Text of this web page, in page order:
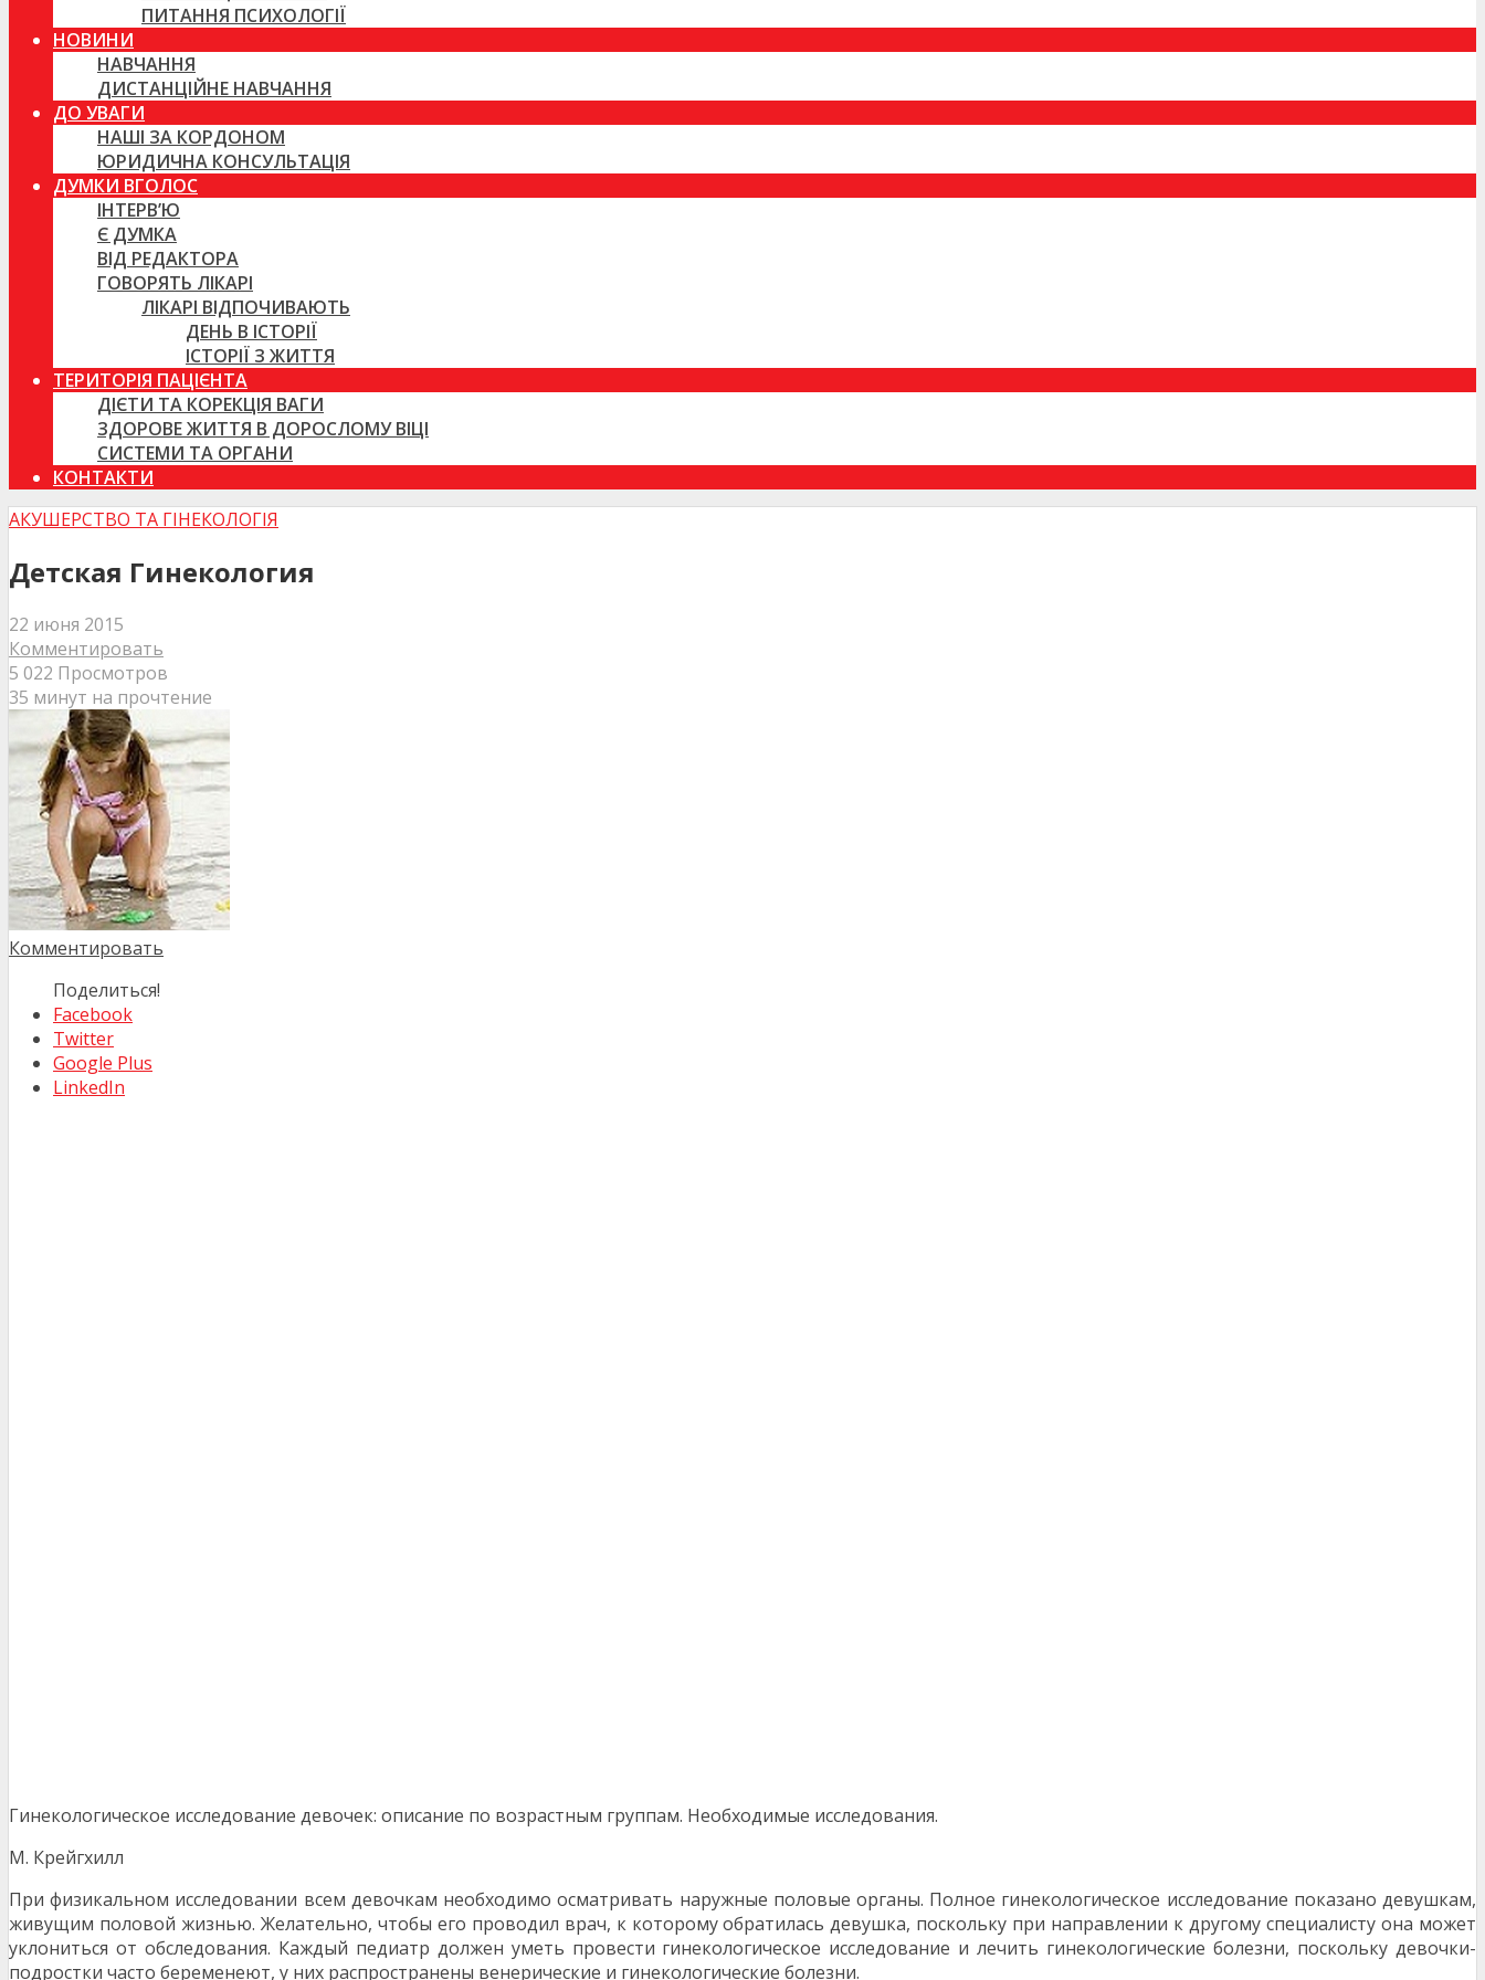
ПИТАННЯ ПСИХОЛОГІЇ
НОВИНИ
НАВЧАННЯ
ДИСТАНЦІЙНЕ НАВЧАННЯ
ДО УВАГИ
НАШІ ЗА КОРДОНОМ
ЮРИДИЧНА КОНСУЛЬТАЦІЯ
ДУМКИ ВГОЛОС
ІНТЕРВ’Ю
Є ДУМКА
ВІД РЕДАКТОРА
ГОВОРЯТЬ ЛІКАРІ
ЛІКАРІ ВІДПОЧИВАЮТЬ
ДЕНЬ В ІСТОРІЇ
ІСТОРІЇ З ЖИТТЯ
ТЕРИТОРІЯ ПАЦІЄНТА
ДІЄТИ ТА КОРЕКЦІЯ ВАГИ
ЗДОРОВЕ ЖИТТЯ В ДОРОСЛОМУ ВІЦІ
СИСТЕМИ ТА ОРГАНИ
КОНТАКТИ
АКУШЕРСТВО ТА ГІНЕКОЛОГІЯ
Детская Гинекология
22 июня 2015
Комментировать
5 022 Просмотров
35 минут на прочтение
Комментировать
Поделиться!
Facebook
Twitter
Google Plus
LinkedIn
Гинекологическое исследование девочек: описание по возрастным группам. Необходимые исследования.
М. Крейгхилл
При физикальном исследовании всем девочкам необходимо осматривать наружные половые органы. Полное гинекологическое исследование показано девушкам,
живущим половой жизнью. Желательно, чтобы его проводил врач, к которому обратилась девушка, поскольку при направлении к другому специалисту она может
уклониться от обследования. Каждый педиатр должен уметь провести гинекологическое исследование и лечить гинекологические болезни, поскольку девочки-
подростки часто беременеют, у них распространены венерические и гинекологические болезни.